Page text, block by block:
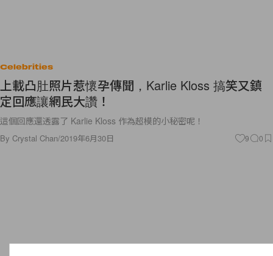
Celebrities
上載凸肚照片惹懷孕傳聞，Karlie Kloss 搞笑又鎮
定回應讓網民大讚！
這個回應還透露了 Karlie Kloss 作為超模的小秘密呢！
By Crystal Chan/2019年6月30日 9 0